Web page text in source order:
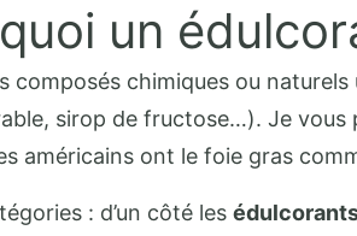
un
composés chimiques ou
sirop de fructose…). Je
américains ont le foie gras
: d’un côté les